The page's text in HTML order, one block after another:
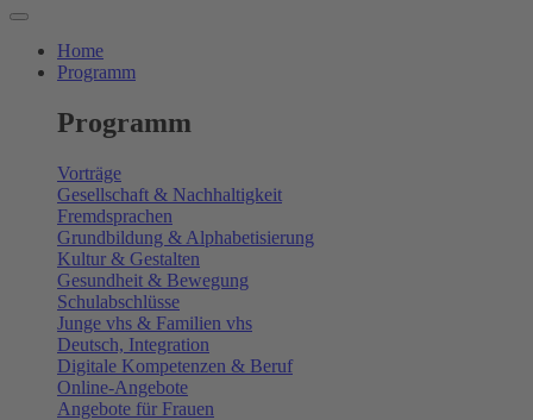
Home
Programm
Programm
Vorträge
Gesellschaft & Nachhaltigkeit
Fremdsprachen
Grundbildung & Alphabetisierung
Kultur & Gestalten
Gesundheit & Bewegung
Schulabschlüsse
Junge vhs & Familien vhs
Deutsch, Integration
Digitale Kompetenzen & Beruf
Online-Angebote
Angebote für Frauen